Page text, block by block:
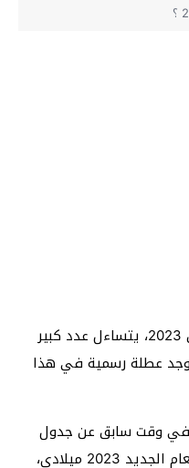
هل الاحد عطلة رسمية في العراق 2023، يتساءل عدد كبير
عطلة رسمية في هذا
في وقت سابق عن جدول
العطل والإجازات الرسمية طوال العام الجديد 2023 ميلادي،